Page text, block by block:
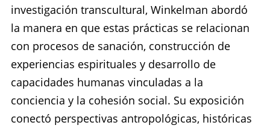
investigación transcultural, Winkelman abordó
la manera en que estas prácticas se relacionan
con procesos de sanación, construcción de
experiencias espirituales y desarrollo de
capacidades humanas vinculadas a la
conciencia y la cohesión social. Su exposición
conectó perspectivas antropológicas, históricas